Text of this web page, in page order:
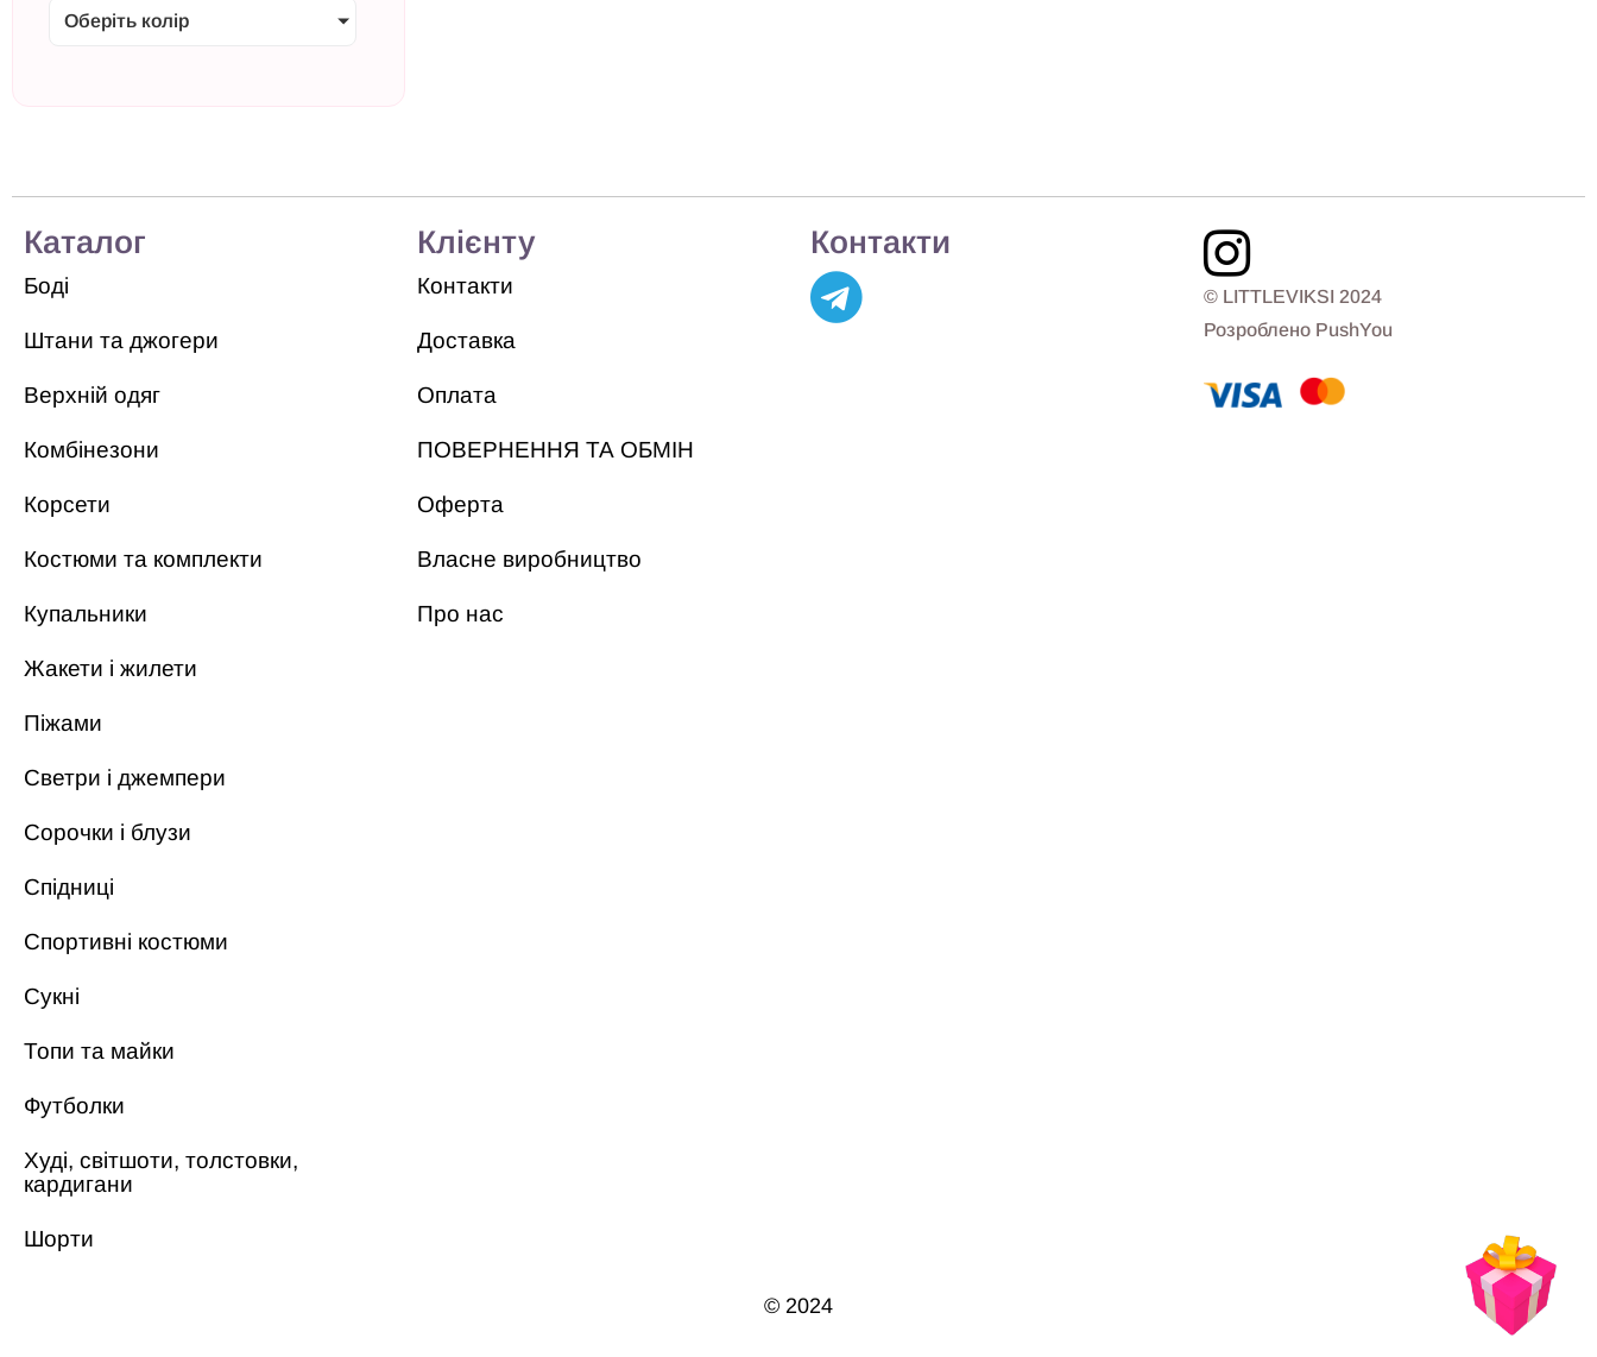
Оберіть колір
Каталог
Боді
Штани та джогери
Верхній одяг
Комбінезони
Корсети
Костюми та комплекти
Купальники
Жакети і жилети
Піжами
Светри і джемпери
Сорочки і блузи
Спідниці
Спортивні костюми
Сукні
Топи та майки
Футболки
Худі, світшоти, толстовки,
кардигани
Шорти
Клієнту
Контакти
Доставка
Оплата
ПОВЕРНЕННЯ ТА ОБМІН
Оферта
Власне виробництво
Про нас
Контакти
© LITTLEVIKSI 2024
Розроблено PushYou
© 2024